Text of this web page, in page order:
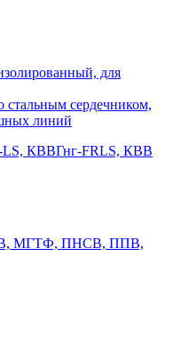
для
сердечником,
линий
КВВГнг-FRLS, КВВ
МГТФ, ПНСВ, ППВ,